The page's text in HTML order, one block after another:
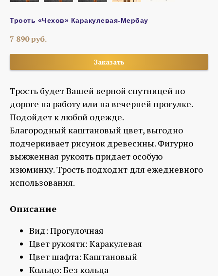
Трость «Чехов» Каракулевая-Мербау
7 890руб.
Заказать
Трость будет Вашей верной спутницей по
дороге на работу или на вечерней прогулке.
Подойдет к любой одежде.
Благородный каштановый цвет, выгодно
подчеркивает рисунок древесины. Фигурно
выжженная рукоять придает особую
изюминку. Трость подходит для ежедневного
использования.
Описание
Вид: Прогулочная
Цвет рукояти: Каракулевая
Цвет шафта: Каштановый
Кольцо: Без кольца